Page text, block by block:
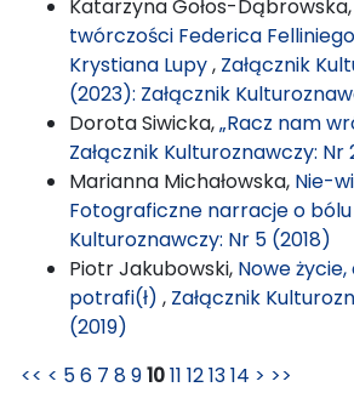
Katarzyna Gołos-Dąbrowska,
twórczości Federica
Krystiana Lupy, Załącznik
(2023): Załącznik
Dorota Siwicka,„Racz nam
Załącznik Kulturoznawczy: Nr
Marianna Michałowska, Nie-
Fotograficzne narracje o bólu
Kulturoznawczy: Nr 5 (2018)
Piotr Jakubowski, Nowe
potrafi(ł) , Załącznik
(2019)
<< < 56 7 891011 121314 > >>